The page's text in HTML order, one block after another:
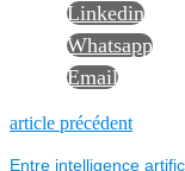
Linkedin
Whatsapp
Email
NAVIGATION
article précédent
Entre intelligence